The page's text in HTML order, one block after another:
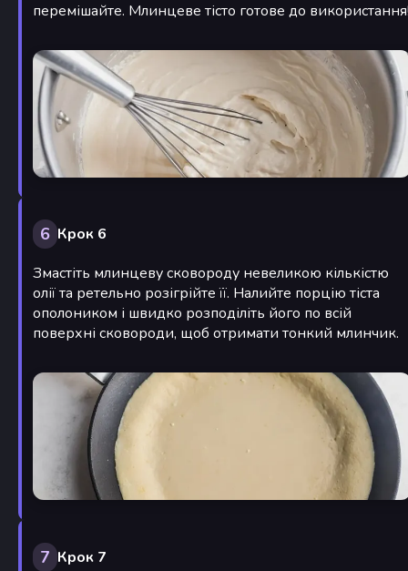
перемішайте. Млинцеве тісто готове до
6 Крок 6
Змастіть млинцеву сковороду невеликою кількістю
олії та ретельно розігрійте її. Налийте порцію тіста
ополоником і швидко розподіліть його по всій
поверхні сковороди, щоб отримати тонкий млинчик.
7 Крок 7